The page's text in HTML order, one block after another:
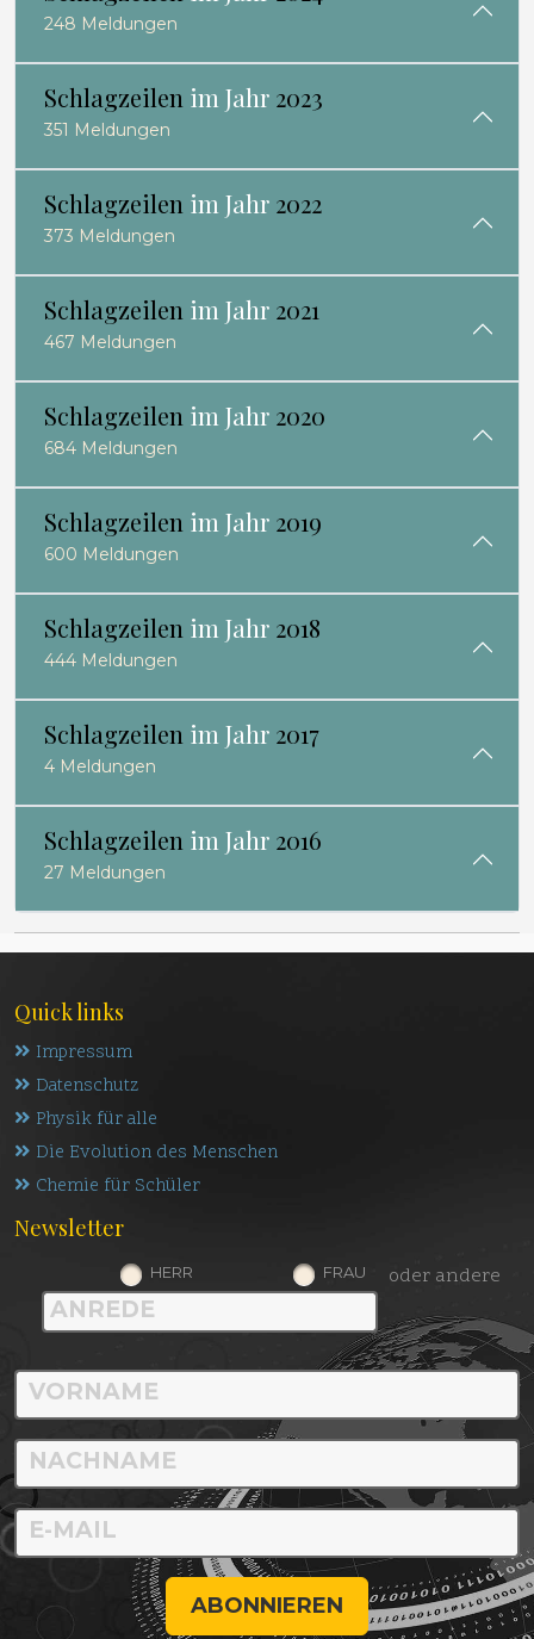
248 Meldungen
Schlagzeilen im Jahr 2023
351 Meldungen
Schlagzeilen im Jahr 2022
373 Meldungen
Schlagzeilen im Jahr 2021
467 Meldungen
Schlagzeilen im Jahr 2020
684 Meldungen
Schlagzeilen im Jahr 2019
600 Meldungen
Schlagzeilen im Jahr 2018
444 Meldungen
Schlagzeilen im Jahr 2017
4 Meldungen
Schlagzeilen im Jahr 2016
27 Meldungen
Quick links
Impressum
Datenschutz
Physik für alle
Die Evolution des Menschen
Chemie für Schüler
Newsletter
HERR FRAU oder andere
ABONNIEREN